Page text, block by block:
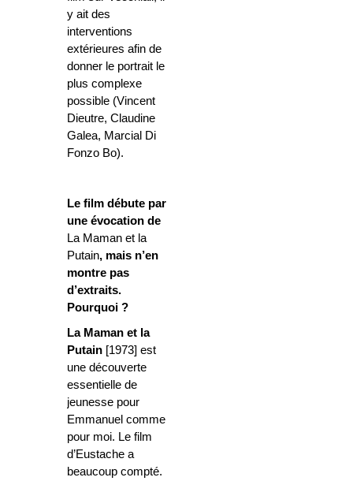
y ait des
interventions
extérieures afin de
donner le portrait le
plus complexe
possible (Vincent
Dieutre, Claudine
Galea, Marcial Di
Fonzo Bo).
Le film débute par
une évocation de
La Maman et la
Putain, mais n’en
montre pas
d’extraits.
Pourquoi ?
La Maman et la
Putain [1973] est
une découverte
essentielle de
jeunesse pour
Emmanuel comme
pour moi. Le film
d’Eustache a
beaucoup compté.